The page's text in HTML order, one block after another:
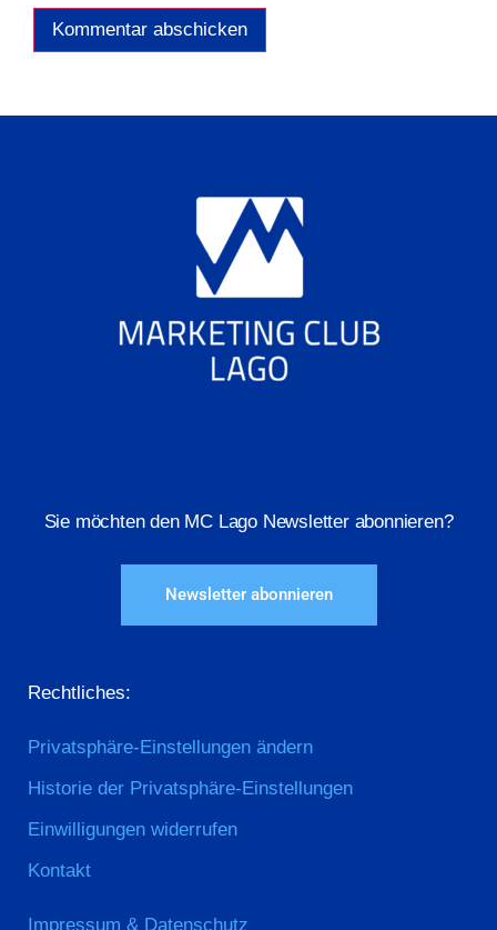
Sie möchten den MC Lago Newsletter abonnieren?
Newsletter abonnieren
Rechtliches:
Privatsphäre-Einstellungen ändern
Historie der Privatsphäre-Einstellungen
Einwilligungen widerrufen
Kontakt
Impressum & Datenschutz